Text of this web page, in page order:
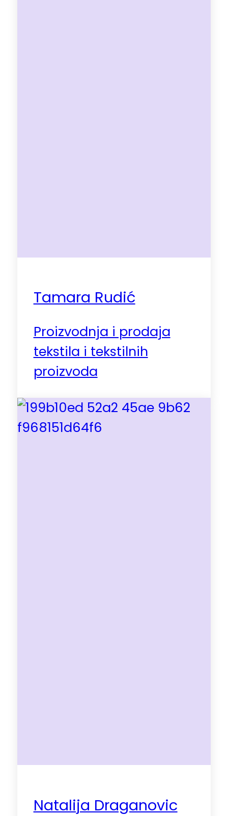
Tamara Rudić
Proizvodnja i prodaja
tekstila i tekstilnih
proizvoda
Natalija Draganovic